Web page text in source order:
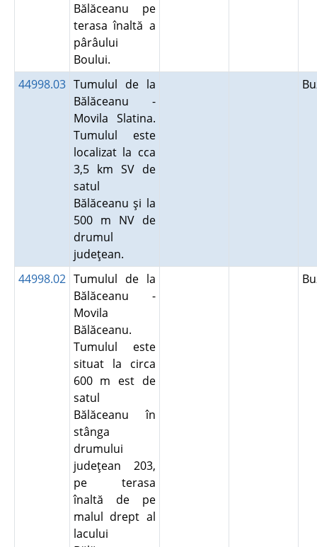
Bălăceanu pe
terasa înaltă a
pârâului
Boului.
44998.03 Tumulul de la
Bălăceanu -
Movila Slatina.
Tumulul este
localizat la cca
3,5 km SV de
satul
Bălăceanu şi la
500 m NV de
drumul
judeţean.
44998.02 Tumulul de la
Bălăceanu -
Movila
Bălăceanu.
Tumulul este
situat la circa
600 m est de
satul
Bălăceanu în
stânga
drumului
judeţean 203,
pe terasa
înaltă de pe
malul drept al
lacului